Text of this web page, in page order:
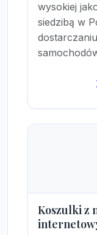
wysokiej
siedzibą w
Koszulki z